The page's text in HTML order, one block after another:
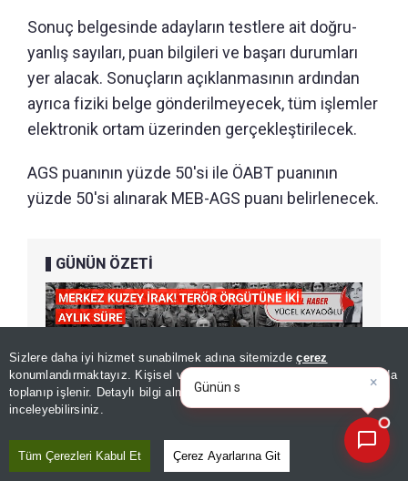
Sizlere daha iyi hizmet sunabilmek adına sitemizdeçerez
konumlandırmaktayız. Kişisel verileriniz, KVKK ve GDPR kapsamında
toplanıp işlenir. Detaylı bilgi almak içinAydınlatma Metnimizi
inceleyebilirsiniz.
Tüm Çerezleri Kabul Et Çerez Ayarlarına Git
Sonuç belgesinde adayların testlere ait doğru-
yanlış sayıları, puan bilgileri ve başarı durumları
yer alacak. Sonuçların açıklanmasının ardından
ayrıca fiziki belge gönderilmeyecek, tüm işlemler
elektronik ortam üzerinden gerçekleştirilecek.
AGS puanının yüzde 50'si ile ÖABT puanının
yüzde 50'si alınarak MEB-AGS puanı belirlenecek.
GÜNÜN ÖZETİ
×
Günün spor, gündem ve
ekonomi gelişmelerini ana